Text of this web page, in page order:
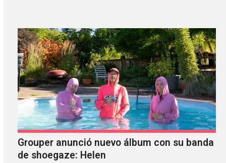
Grouper anunció nuevo álbum con su banda
de shoegaze: Helen